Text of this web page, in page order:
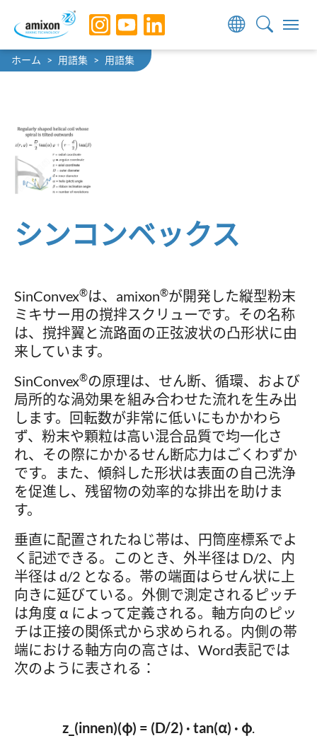
Skip to main navigation
Skip to main content
Skip to page footer
You are here:
ホーム 用語集 用語集
シンコンベックス
SinConvex®は、amixon®が開発した縦型粉末
ミキサー用の撹拌スクリューです。その名称
は、撹拌翼と流路面の正弦波状の凸形状に由
来しています。
SinConvex®の原理は、せん断、循環、および
局所的な渦効果を組み合わせた流れを生み出
します。回転数が非常に低いにもかかわら
ず、粉末や顆粒は高い混合品質で均一化さ
れ、その際にかかるせん断応力はごくわずか
です。また、傾斜した形状は表面の自己洗浄
を促進し、残留物の効率的な排出を助けま
す。
垂直に配置されたねじ帯は、円筒座標系でよ
く記述できる。このとき、外半径は D/2、内
半径は d/2 となる。帯の端面はらせん状に上
向きに延びている。外側で測定されるピッチ
は角度 α によって定義される。軸方向のピッ
チは正接の関係式から求められる。内側の帯
端における軸方向の高さは、Word表記では
次のように表される：
z_(innen)(φ) = (D/2) · tan(α) · φ.